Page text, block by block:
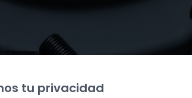
tu privacidad